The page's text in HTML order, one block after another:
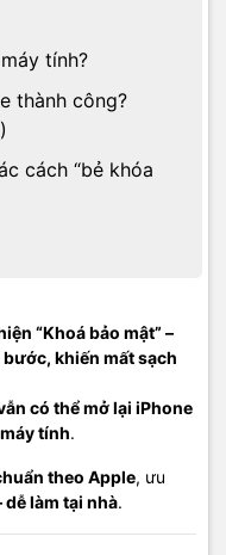
tính?
thành công?
cách “bẻ khóa
“Khoá bảo mật” –
khiến mất sạch
có thể mở lại iPhone
tính.
theo Apple, ưu
dễ làm tại nhà.